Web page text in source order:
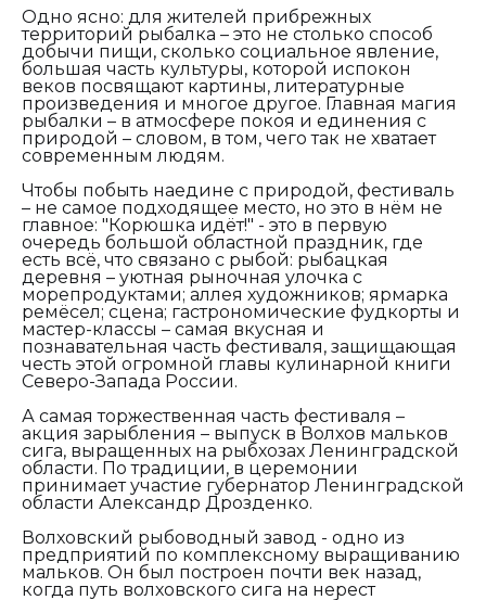
Одно ясно: для жителей прибрежных
территорий рыбалка – это не столько способ
добычи пищи, сколько социальное явление,
большая часть культуры, которой испокон
веков посвящают картины, литературные
произведения и многое другое. Главная магия
рыбалки – в атмосфере покоя и единения с
природой – словом, в том, чего так не хватает
современным людям.
Чтобы побыть наедине с природой, фестиваль
– не самое подходящее место, но это в нём не
главное: "Корюшка идёт!" - это в первую
очередь большой областной праздник, где
есть всё, что связано с рыбой: рыбацкая
деревня – уютная рыночная улочка с
морепродуктами; аллея художников; ярмарка
ремёсел; сцена; гастрономические фудкорты и
мастер-классы – самая вкусная и
познавательная часть фестиваля, защищающая
честь этой огромной главы кулинарной книги
Северо-Запада России.
А самая торжественная часть фестиваля –
акция зарыбления – выпуск в Волхов мальков
сига, выращенных на рыбхозах Ленинградской
области. По традиции, в церемонии
принимает участие губернатор Ленинградской
области Александр Дрозденко.
Волховский рыбоводный завод - одно из
предприятий по комплексному выращиванию
мальков. Он был построен почти век назад,
когда путь волховского сига на нерест